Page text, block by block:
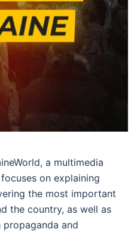
a multimedia
on explaining
the most important
the country, as well as
and